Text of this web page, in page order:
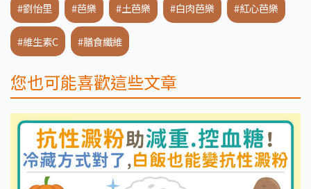
#劉怡里 #芭樂 #土芭樂 #白肉芭樂 #紅心芭樂
#維生素C #膳食纖維
您也可能喜歡這些文章